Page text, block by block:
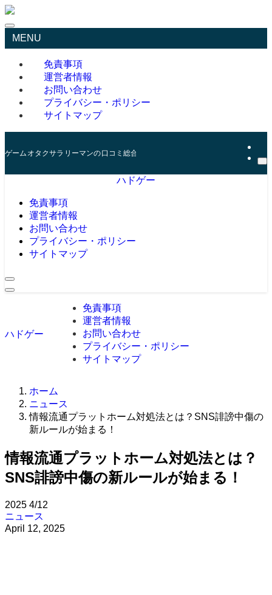
MENU
免責事項
運営者情報
お問い合わせ
プライバシー・ポリシー
サイトマップ
ゲームオタクサラリーマンの口コミ総合サイト
ハドゲー
免責事項
運営者情報
お問い合わせ
プライバシー・ポリシー
サイトマップ
ハドゲー
免責事項
運営者情報
お問い合わせ
プライバシー・ポリシー
サイトマップ
ホーム
ニュース
情報流通プラットホーム対処法とは？SNS誹謗中傷の
新ルールが始まる！
情報流通プラットホーム対処法とは？
SNS誹謗中傷の新ルールが始まる！
2025 4/12
ニュース
April 12, 2025